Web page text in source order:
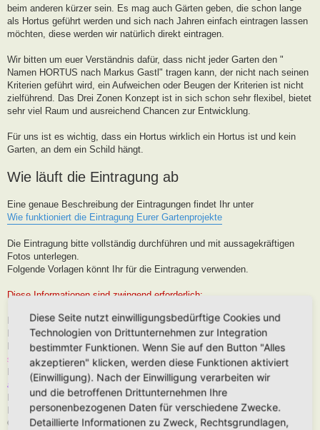
beim anderen kürzer sein. Es mag auch Gärten geben, die schon lange
als Hortus geführt werden und sich nach Jahren einfach eintragen lassen
möchten, diese werden wir natürlich direkt eintragen.
Wir bitten um euer Verständnis dafür, dass nicht jeder Garten den "
Namen HORTUS nach Markus Gastl" tragen kann, der nicht nach seinen
Kriterien geführt wird, ein Aufweichen oder Beugen der Kriterien ist nicht
zielführend. Das Drei Zonen Konzept ist in sich schon sehr flexibel, bietet
sehr viel Raum und ausreichend Chancen zur Entwicklung.
Für uns ist es wichtig, dass ein Hortus wirklich ein Hortus ist und kein
Garten, an dem ein Schild hängt.
Wie läuft die Eintragung ab
Eine genaue Beschreibung der Eintragungen findet Ihr unter
Wie funktioniert die Eintragung Eurer Gartenprojekte
Die Eintragung bitte vollständig durchführen und mit aussagekräftigen
Fotos unterlegen.
Folgende Vorlagen könnt Ihr für die Eintragung verwenden.
Diese Informationen sind zwingend erforderlich:
Hortus-Name:
Bedeutung des Hortus-Namens:
Dein Name:(Muss kein Realnamen sein, kann auch Euer Forenname
sein)
Postleitzahl (oder franz. Region):Brauche ich für die Karteneintrag, wird
aber nur in der Nähe, niemals Punktgenau platziert
Hortus-Ort:wie PLZ
Hortus-Land:
Größe in m2:
Diese Seite nutzt einwilligungsbedürftige Cookies und
Technologien von Drittunternehmen zur Integration
bestimmter Funktionen. Wenn Sie auf den Button "Alles
akzeptieren" klicken, werden diese Funktionen aktiviert
(Einwilligung). Nach der Einwilligung verarbeiten wir
und die betroffenen Drittunternehmen Ihre
personenbezogenen Daten für verschiedene Zwecke.
Detaillierte Informationen zu Zweck, Rechtsgrundlagen,